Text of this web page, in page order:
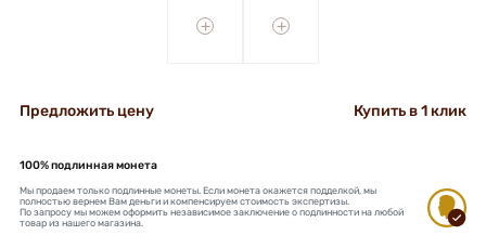
+ +
Предложить цену Купить в 1 клик
100% подлинная монета
Мы продаем только подлинные монеты. Если монета окажется подделкой, мы
полностью вернем Вам деньги и компенсируем стоимость экспертизы.
По запросу мы можем оформить независимое заключение о подлинности на любой
товар из нашего магазина.